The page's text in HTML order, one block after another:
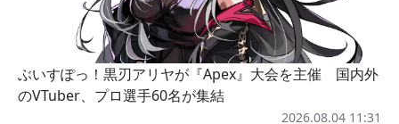
ぶいすぽっ！黒刃アリヤが『Apex』大会を主催 国内外
のVTuber、プロ選手60名が集結
2026.08.04 11:31